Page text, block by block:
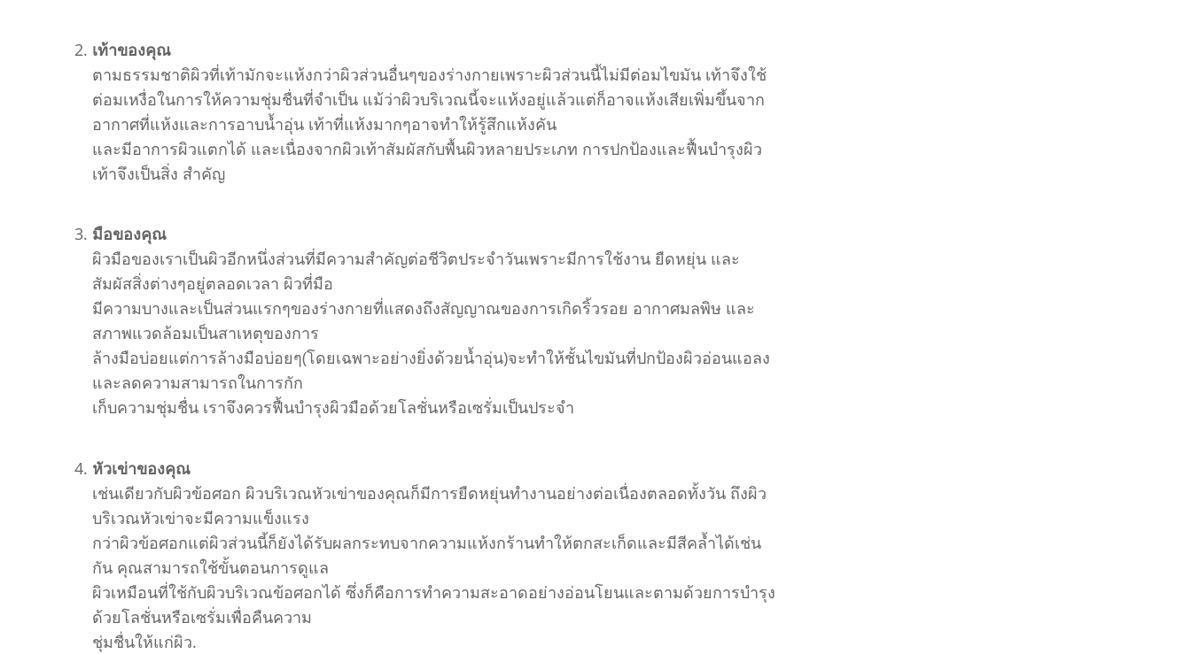
เท้าของคุณ
ตามธรรมชาติผิวที่เท้ามักจะแห้งกว่าผิวส่วนอื่นๆของร่างกายเพราะผิวส่วนนี้ไม่มีต่อมไขมัน เท้าจึงใช้
ต่อมเหงื่อในการให้ความชุ่มชื่นที่จำเป็น แม้ว่าผิวบริเวณนี้จะแห้งอยู่แล้วแต่ก็อาจแห้งเสียเพิ่มขึ้นจาก
อากาศที่แห้งและการอาบน้ำอุ่น เท้าที่แห้งมากๆอาจทำให้รู้สึกแห้งคัน
และมีอาการผิวแตกได้ และเนื่องจากผิวเท้าสัมผัสกับพื้นผิวหลายประเภท การปกป้องและฟื้นบำรุงผิว
เท้าจึงเป็นสิ่ง สำคัญ
มือของคุณ
ผิวมือของเราเป็นผิวอีกหนึ่งส่วนที่มีความสำคัญต่อชีวิตประจำวันเพราะมีการใช้งาน ยืดหยุ่น และ
สัมผัสสิ่งต่างๆอยู่ตลอดเวลา ผิวที่มือ
มีความบางและเป็นส่วนแรกๆของร่างกายที่แสดงถึงสัญญาณของการเกิดริ้วรอย อากาศมลพิษ และ
สภาพแวดล้อมเป็นสาเหตุของการ
ล้างมือบ่อยแต่การล้างมือบ่อยๆ(โดยเฉพาะอย่างยิ่งด้วยน้ำอุ่น)จะทำให้ชั้นไขมันที่ปกป้องผิวอ่อนแอลง
และลดความสามารถในการกัก
เก็บความชุ่มชื่น เราจึงควรฟื้นบำรุงผิวมือด้วยโลชั่นหรือเซรั่มเป็นประจำ
หัวเข่าของคุณ
เช่นเดียวกับผิวข้อศอก ผิวบริเวณหัวเข่าของคุณก็มีการยืดหยุ่นทำงานอย่างต่อเนื่องตลอดทั้งวัน ถึงผิว
บริเวณหัวเข่าจะมีความแข็งแรง
กว่าผิวข้อศอกแต่ผิวส่วนนี้ก็ยังได้รับผลกระทบจากความแห้งกร้านทำให้ตกสะเก็ดและมีสีคล้ำได้เช่น
กัน คุณสามารถใช้ขั้นตอนการดูแล
ผิวเหมือนที่ใช้กับผิวบริเวณข้อศอกได้ ซึ่งก็คือการทำความสะอาดอย่างอ่อนโยนและตามด้วยการบำรุง
ด้วยโลชั่นหรือเซรั่มเพื่อคืนความ
ชุ่มชื่นให้แก่ผิว.